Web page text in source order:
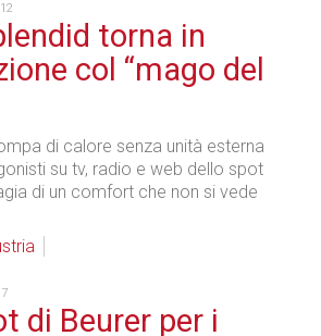
torna in
col “mago del
di calore senza unità esterna
su tv, radio e web dello spot
di un comfort che non si vede
di Beurer per i